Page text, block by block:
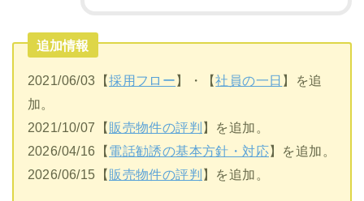
追加情報
2021/06/03【採用フロー】・【社員の一日 】を追
加。
2021/10/07【販売物件の評判】を追加。
2026/04/16【電話勧誘の基本方針・対応】を追加。
2026/06/15【販売物件の評判】を追加。